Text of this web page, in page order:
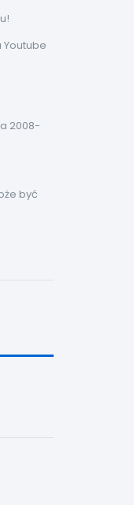
Youtube
2008-
być